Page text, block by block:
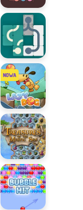
Kolorowy
rurociąg
Przesuń i
dopasuj
Lazy Dog
Skarby
Mistycznego
Morza